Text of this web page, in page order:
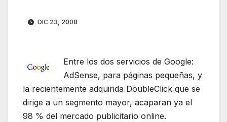
DIC 23, 2008
Entre los dos servicios de Google:
AdSense, para páginas pequeñas, y
la recientemente adquirida DoubleClick que se
dirige a un segmento mayor, acaparan ya el
98 % del mercado publicitario online.